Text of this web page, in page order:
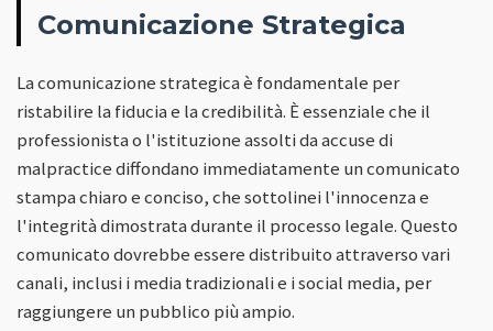
Comunicazione Strategica
La comunicazione strategica è fondamentale per
ristabilire la fiducia e la credibilità. È essenziale che il
professionista o l'istituzione assolti da accuse di
malpractice diffondano immediatamente un comunicato
stampa chiaro e conciso, che sottolinei l'innocenza e
l'integrità dimostrata durante il processo legale. Questo
comunicato dovrebbe essere distribuito attraverso vari
canali, inclusi i media tradizionali e i social media, per
raggiungere un pubblico più ampio.